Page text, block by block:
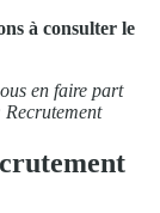
à consulter le
en faire part
Recrutement